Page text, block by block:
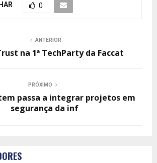
0
ANTERIOR
na 1ª TechParty da Faccat
PRÓXIMO
passa a integrar projetos em
segurança da inf